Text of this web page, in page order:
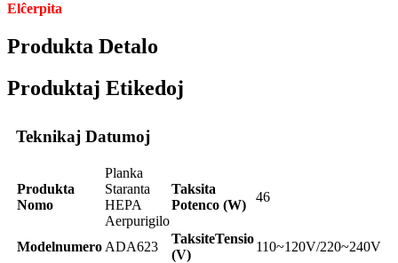
Elĉerpita
Produkta Detalo
Produktaj Etikedoj
Teknikaj Datumoj
Produkta
Nomo
Planka
Staranta
HEPA
Aerpurigilo
Taksita
Potenco (W)
46
Modelnumero ADA623
TaksiteTensio
(V)
110~120V/220~240V